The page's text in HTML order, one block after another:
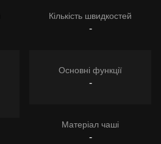
Кількість швидкостей
-
Основні функції
-
Матеріал чаші
-